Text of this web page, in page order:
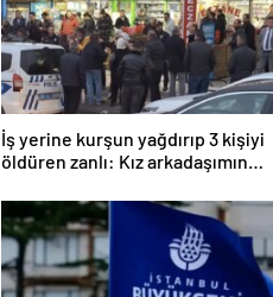
İş yerine kurşun yağdırıp 3 kişiyi
öldüren zanlı: Kız arkadaşımın